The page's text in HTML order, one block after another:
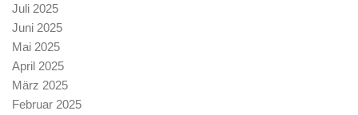
Juli 2025
Juni 2025
Mai 2025
April 2025
März 2025
Februar 2025